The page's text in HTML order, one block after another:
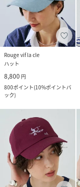
Rouge vif la cle
ハット
8,800 円
800ポイント(10%ポイントバ
ック)